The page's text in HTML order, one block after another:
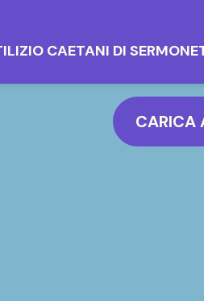
CAETANI DI
CARICA